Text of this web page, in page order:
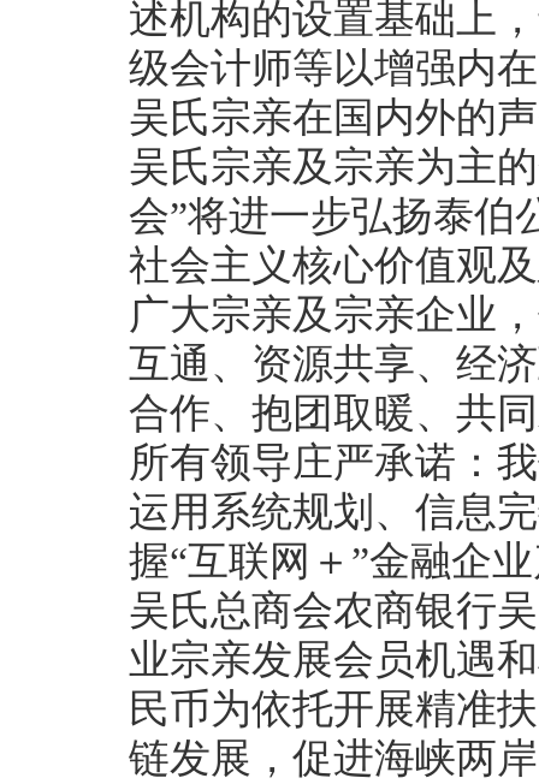
述机构的设置基础上
级会计师等以增强内
吴氏宗亲在国内外的
吴氏宗亲及宗亲为主
会”将进一步弘扬泰伯
社会主义核心价值观
广大宗亲及宗亲企业
互通、资源共享、经
合作、抱团取暖、共
所有领导庄严承诺：
运用系统规划、信息
握“互联网＋”金融企
吴氏总商会农商银行
业宗亲发展会员机遇
民币为依托开展精准
链发展，促进海峡两